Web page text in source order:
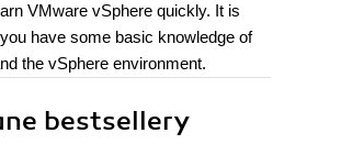
VMware vSphere quickly. It is
have some basic knowledge of
the vSphere environment.
bestsellery